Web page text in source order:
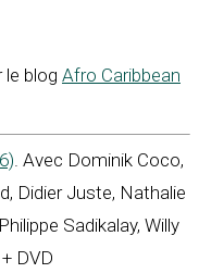
le blog Afro Caribbean
. Avec Dominik Coco,
Didier Juste, Nathalie
Sadikalay, Willy
DVD